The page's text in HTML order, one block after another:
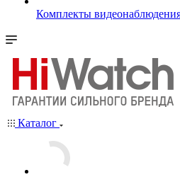
Комплекты
Каталог